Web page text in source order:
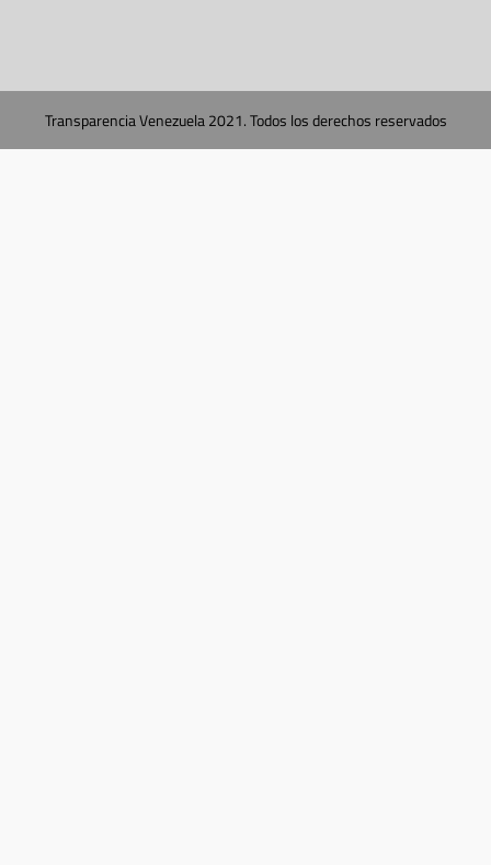
Transparencia Venezuela 2021. Todos los derechos reservados